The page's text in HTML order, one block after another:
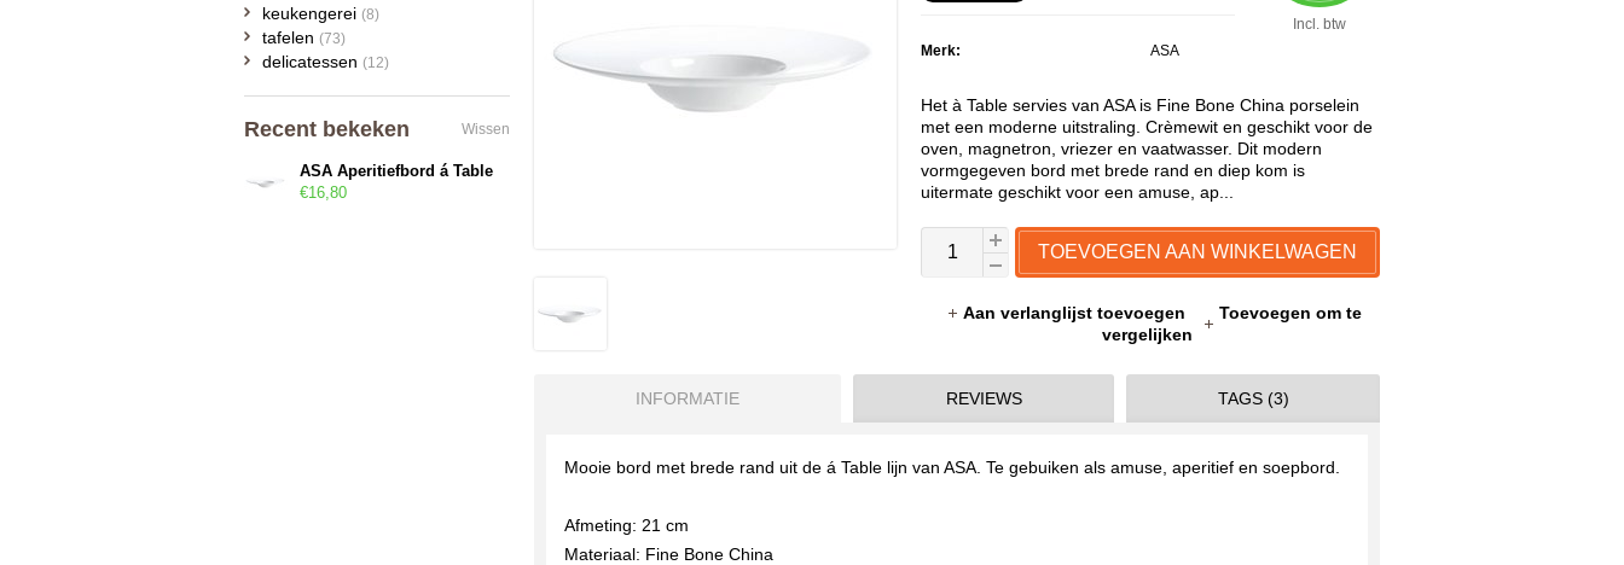
Incl. btw
Merk:
ASA
Het à Table servies van ASA is Fine Bone China porselein
met een moderne uitstraling. Crèmewit en geschikt voor de
oven, magnetron, vriezer en vaatwasser. Dit modern
vormgegeven bord met brede rand en diep kom is
uitermate geschikt voor een amuse, ap...
TOEVOEGEN AAN WINKELWAGEN
Aan verlanglijst toevoegen
Toevoegen om te
vergelijken
INFORMATIE REVIEWS TAGS (3)
Mooie bord met brede rand uit de á Table lijn van ASA. Te gebuiken als amuse, aperitief en soepbord.
Afmeting: 21 cm
Materiaal: Fine Bone China
keukengerei (8)
tafelen (73)
delicatessen (12)
Recent bekeken Wissen
ASA Aperitiefbord á Table
€16,80